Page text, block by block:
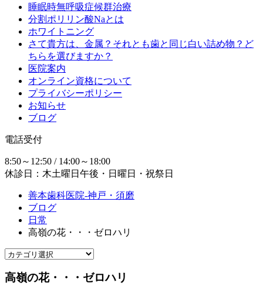
睡眠時無呼吸症候群治療
分割ポリリン酸Naとは
ホワイトニング
さて貴方は、金属？それとも歯と同じ白い詰め物？ど
ちらを選びますか？
医院案内
オンライン資格について
プライバシーポリシー
お知らせ
ブログ
電話受付
8:50～12:50 / 14:00～18:00
休診日：木土曜日午後・日曜日・祝祭日
善本歯科医院-神戸・須磨
ブログ
日常
高嶺の花・・・ゼロハリ
高嶺の花・・・ゼロハリ